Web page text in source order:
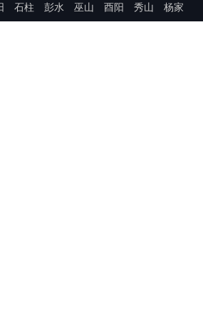
石柱 彭水 巫山 酉阳 秀山 杨家